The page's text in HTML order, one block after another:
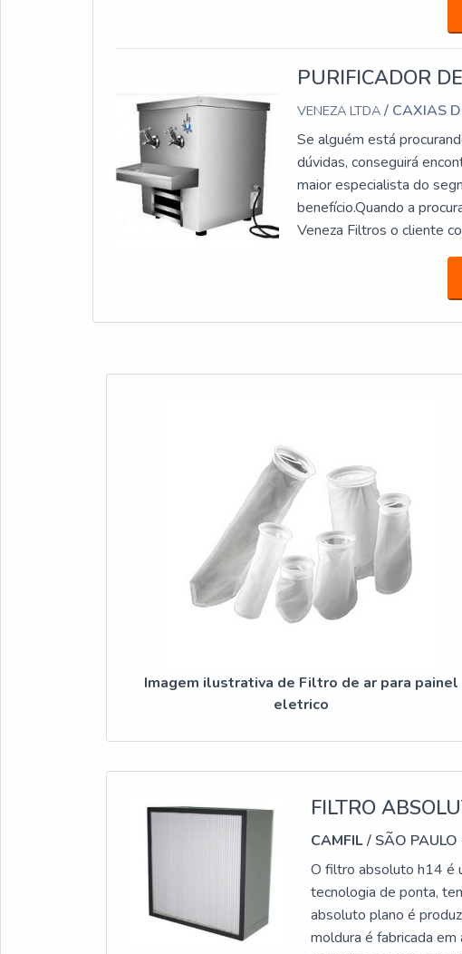
PURIFICADOR
VENEZA LTDA/ CAXIAS
Se alguém está
dúvidas, conseguirá
maior especialista do
benefício.Quando a
Veneza Filtros o cliente
qualidade para a sua
Imagem ilustrativa de Filtro de ar para painel
eletrico
FILTRO
CAMFIL/ SÃO PAULO
O filtro absoluto h14 é
tecnologia de ponta,
absoluto plano é
moldura é fabricada em